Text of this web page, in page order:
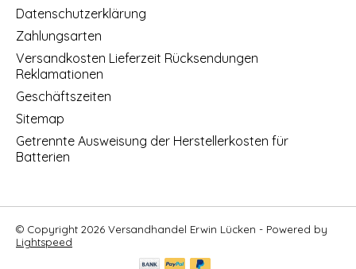
Datenschutzerklärung
Zahlungsarten
Versandkosten Lieferzeit Rücksendungen
Reklamationen
Geschäftszeiten
Sitemap
Getrennte Ausweisung der Herstellerkosten für
Batterien
© Copyright 2026 Versandhandel Erwin Lücken - Powered by
Lightspeed